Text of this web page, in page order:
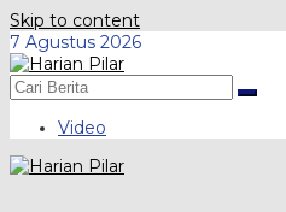
Skip to content
7 Agustus 2026
Video